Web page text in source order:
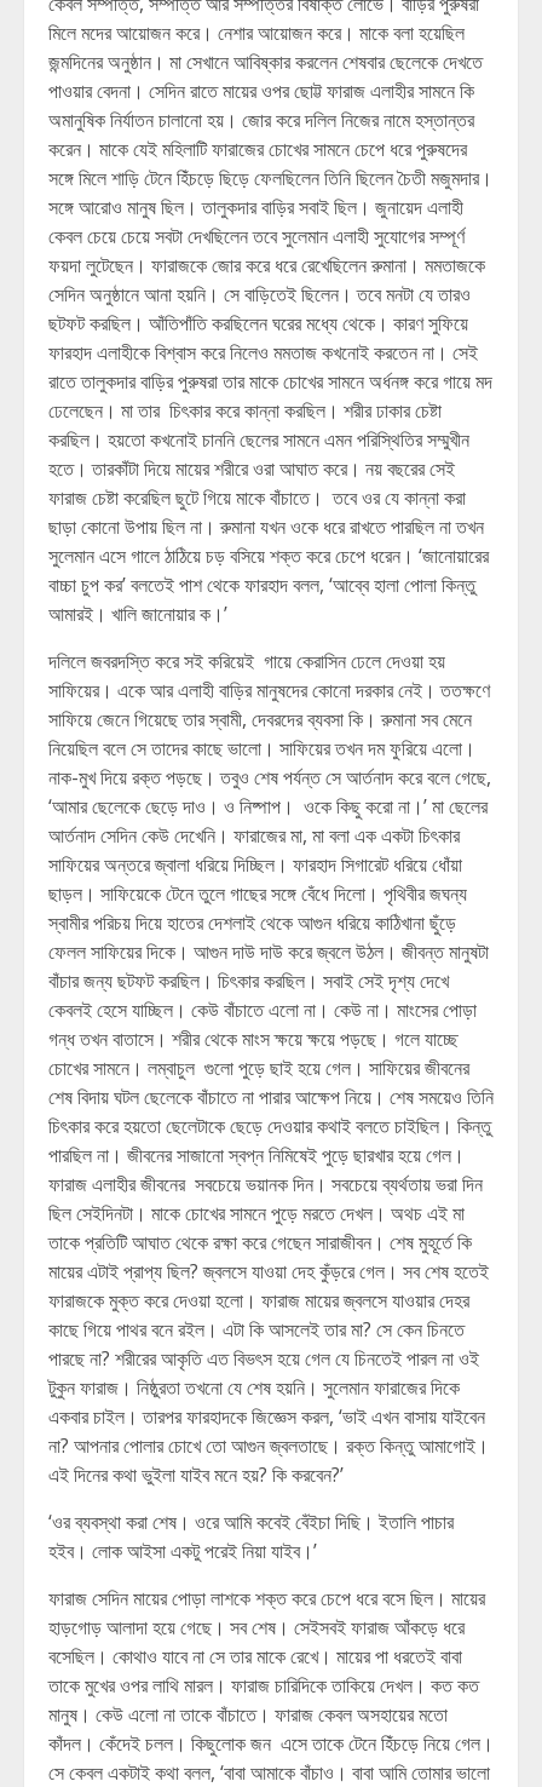
মিলে মদের আয়োজন করে। নেশার আয়োজন করে। মাকে বলা হয়েছিল
জন্মদিনের অনুষ্ঠান। মা সেখানে আবিষ্কার করলেন শেষবার ছেলেকে দেখতে
পাওয়ার বেদনা। সেদিন রাতে মায়ের ওপর ছোট্ট ফারাজ এলাহীর সামনে কি
অমানুষিক নির্যাতন চালানো হয়। জোর করে দলিল নিজের নামে হস্তান্তর
করেন। মাকে যেই মহিলাটি ফারাজের চোখের সামনে চেপে ধরে পুরুষদের
সঙ্গে মিলে শাড়ি টেনে হিঁচড়ে ছিড়ে ফেলছিলেন তিনি ছিলেন চৈতী মজুমদার।
সঙ্গে আরোও মানুষ ছিল। তালুকদার বাড়ির সবাই ছিল। জুনায়েদ এলাহী
কেবল চেয়ে চেয়ে সবটা দেখছিলেন তবে সুলেমান এলাহী সুযোগের সম্পূর্ণ
ফয়দা লুটেছেন। ফারাজকে জোর করে ধরে রেখেছিলেন রুমানা। মমতাজকে
সেদিন অনুষ্ঠানে আনা হয়নি। সে বাড়িতেই ছিলেন। তবে মনটা যে তারও
ছটফট করছিল। আঁতিপাঁতি করছিলেন ঘরের মধ্যে থেকে। কারণ সুফিয়ে
ফারহাদ এলাহীকে বিশ্বাস করে নিলেও মমতাজ কখনোই করতেন না। সেই
রাতে তালুকদার বাড়ির পুরুষরা তার মাকে চোখের সামনে অর্ধনঙ্গ করে গায়ে মদ
ঢেলেছেন। মা তার চিৎকার করে কান্না করছিল। শরীর ঢাকার চেষ্টা
করছিল। হয়তো কখনোই চাননি ছেলের সামনে এমন পরিস্থিতির সম্মুখীন
হতে। তারকাঁটা দিয়ে মায়ের শরীরে ওরা আঘাত করে। নয় বছরের সেই
ফারাজ চেষ্টা করেছিল ছুটে গিয়ে মাকে বাঁচাতে। তবে ওর যে কান্না করা
ছাড়া কোনো উপায় ছিল না। রুমানা যখন ওকে ধরে রাখতে পারছিল না তখন
সুলেমান এসে গালে ঠাঠিয়ে চড় বসিয়ে শক্ত করে চেপে ধরেন। ‘জানোয়ারের
বাচ্চা চুপ কর’ বলতেই পাশ থেকে ফারহাদ বলল, ‘আব্বে হালা পোলা কিন্তু
আমারই। খালি জানোয়ার ক।’
দলিলে জবরদস্তি করে সই করিয়েই গায়ে কেরাসিন ঢেলে দেওয়া হয়
সাফিয়ের। একে আর এলাহী বাড়ির মানুষদের কোনো দরকার নেই। ততক্ষণে
সাফিয়ে জেনে গিয়েছে তার স্বামী, দেবরদের ব্যবসা কি। রুমানা সব মেনে
নিয়েছিল বলে সে তাদের কাছে ভালো। সাফিয়ের তখন দম ফুরিয়ে এলো।
নাক-মুখ দিয়ে রক্ত পড়ছে। তবুও শেষ পর্যন্ত সে আর্তনাদ করে বলে গেছে,
‘আমার ছেলেকে ছেড়ে দাও। ও নিষ্পাপ। ওকে কিছু করো না।’ মা ছেলের
আর্তনাদ সেদিন কেউ দেখেনি। ফারাজের মা, মা বলা এক একটা চিৎকার
সাফিয়ের অন্তরে জ্বালা ধরিয়ে দিচ্ছিল। ফারহাদ সিগারেট ধরিয়ে ধোঁয়া
ছাড়ল। সাফিয়েকে টেনে তুলে গাছের সঙ্গে বেঁধে দিলো। পৃথিবীর জঘন্য
স্বামীর পরিচয় দিয়ে হাতের দেশলাই থেকে আগুন ধরিয়ে কাঠিখানা ছুঁড়ে
ফেলল সাফিয়ের দিকে। আগুন দাউ দাউ করে জ্বলে উঠল। জীবন্ত মানুষটা
বাঁচার জন্য ছটফট করছিল। চিৎকার করছিল। সবাই সেই দৃশ্য দেখে
কেবলই হেসে যাচ্ছিল। কেউ বাঁচাতে এলো না। কেউ না। মাংসের পোড়া
গন্ধ তখন বাতাসে। শরীর থেকে মাংস ক্ষয়ে ক্ষয়ে পড়ছে। গলে যাচ্ছে
চোখের সামনে। লম্বাচুল গুলো পুড়ে ছাই হয়ে গেল। সাফিয়ের জীবনের
শেষ বিদায় ঘটল ছেলেকে বাঁচাতে না পারার আক্ষেপ নিয়ে। শেষ সময়েও তিনি
চিৎকার করে হয়তো ছেলেটাকে ছেড়ে দেওয়ার কথাই বলতে চাইছিল। কিন্তু
পারছিল না। জীবনের সাজানো স্বপ্ন নিমিষেই পুড়ে ছারখার হয়ে গেল।
ফারাজ এলাহীর জীবনের সবচেয়ে ভয়ানক দিন। সবচেয়ে ব্যর্থতায় ভরা দিন
ছিল সেইদিনটা। মাকে চোখের সামনে পুড়ে মরতে দেখল। অথচ এই মা
তাকে প্রতিটি আঘাত থেকে রক্ষা করে গেছেন সারাজীবন। শেষ মুহূর্তে কি
মায়ের এটাই প্রাপ্য ছিল? জ্বলসে যাওয়া দেহ কুঁড়রে গেল। সব শেষ হতেই
ফারাজকে মুক্ত করে দেওয়া হলো। ফারাজ মায়ের জ্বলসে যাওয়ার দেহর
কাছে গিয়ে পাথর বনে রইল। এটা কি আসলেই তার মা? সে কেন চিনতে
পারছে না? শরীরের আকৃতি এত বিভৎস হয়ে গেল যে চিনতেই পারল না ওই
টুকুন ফারাজ। নিষ্ঠুরতা তখনো যে শেষ হয়নি। সুলেমান ফারাজের দিকে
একবার চাইল। তারপর ফারহাদকে জিজ্ঞেস করল, ‘ভাই এখন বাসায় যাইবেন
না? আপনার পোলার চোখে তো আগুন জ্বলতাছে। রক্ত কিন্তু আমাগোই।
এই দিনের কথা ভুইলা যাইব মনে হয়? কি করবেন?’
‘ওর ব্যবস্থা করা শেষ। ওরে আমি কবেই বেঁইচা দিছি। ইতালি পাচার
হইব। লোক আইসা একটু পরেই নিয়া যাইব।’
ফারাজ সেদিন মায়ের পোড়া লাশকে শক্ত করে চেপে ধরে বসে ছিল। মায়ের
হাড়গোড় আলাদা হয়ে গেছে। সব শেষ। সেইসবই ফারাজ আঁকড়ে ধরে
বসেছিল। কোথাও যাবে না সে তার মাকে রেখে। মায়ের পা ধরতেই বাবা
তাকে মুখের ওপর লাথি মারল। ফারাজ চারিদিকে তাকিয়ে দেখল। কত কত
মানুষ। কেউ এলো না তাকে বাঁচাতে। ফারাজ কেবল অসহায়ের মতো
কাঁদল। কেঁদেই চলল। কিছুলোক জন এসে তাকে টেনে হিঁচড়ে নিয়ে গেল।
সে কেবল একটাই কথা বলল, ‘বাবা আমাকে বাঁচাও। বাবা আমি তোমার ভালো